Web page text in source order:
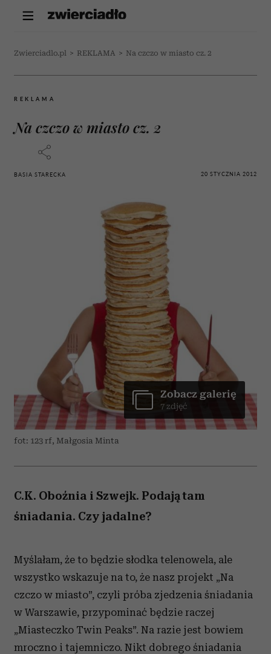
Zwierciadlo.pl > REKLAMA > Na czczo w miasto cz. 2
REKLAMA
Na czczo w miasto cz. 2
BASIA STARECKA 20 STYCZNIA 2012
fot: 123 rf, Małgosia Minta
Zobacz galerię
7 zdjęć
C.K. Oboźnia i Szwejk. Podają tam
śniadania. Czy jadalne?
Myślałam, że to będzie słodka telenowela, ale
wszystko wskazuje na to, że nasz projekt „Na
czczo w miasto”, czyli próba zjedzenia śniadania
w Warszawie, przypominać będzie raczej
„Miasteczko Twin Peaks”. Na razie jest bowiem
mroczno i tajemniczo. Nikt dobrego śniadania